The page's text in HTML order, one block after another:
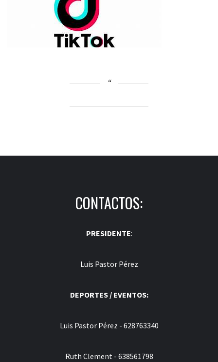
CONTACTOS:
PRESIDENTE:
Luis Pastor Pérez
DEPORTES / EVENTOS:
Luis Pastor Pérez - 628763340
Ruth Clement - 638561798